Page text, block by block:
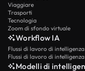
Viaggiare
Trasporti
Tecnologia
Zoom di sfondo virtuale
Workflow IA
Flussi di lavoro di
Modelli di